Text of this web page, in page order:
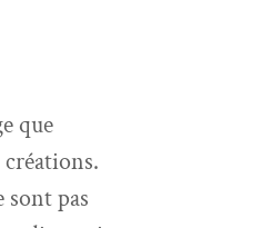
que
sont pas